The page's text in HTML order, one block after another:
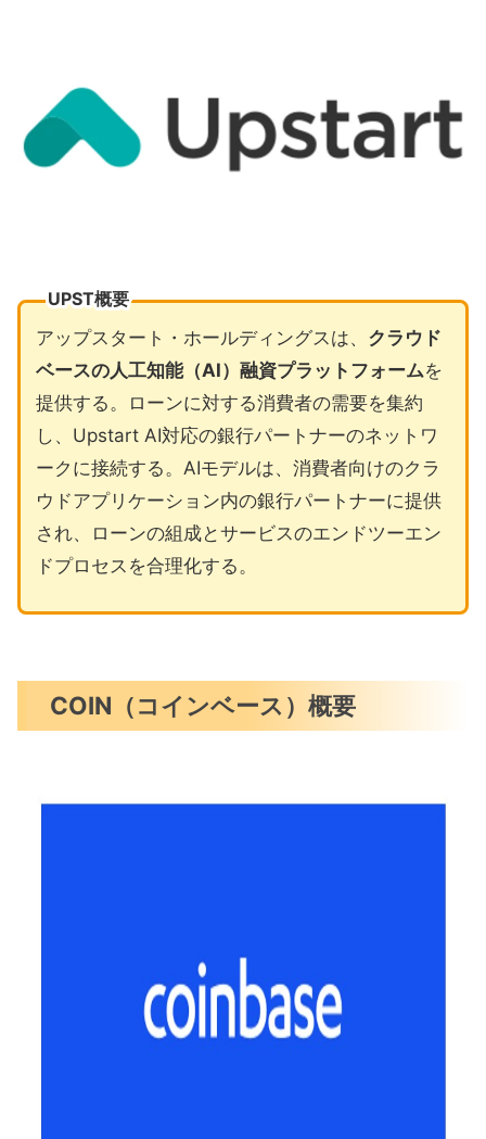
UPST概要
アップスタート・ホールディングスは、 クラウド
ベースの人工知能（AI）融資プラットフォームを
提供する。ローンに対する消費者の需要を集約
し、Upstart AI対応の銀行パートナーのネットワ
ークに接続する。AIモデルは、消費者向けのクラ
ウドアプリケーション内の銀行パートナーに提供
され、ローンの組成とサービスのエンドツーエン
ドプロセスを合理化する。
COIN（コインベース）概要